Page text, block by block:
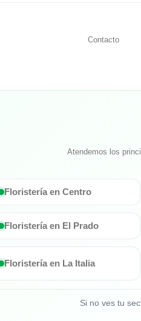
Contacto
Atendemos los
Floristería en Centro
Floristería en El Prado
Floristería en La Italia
Si no ves tu